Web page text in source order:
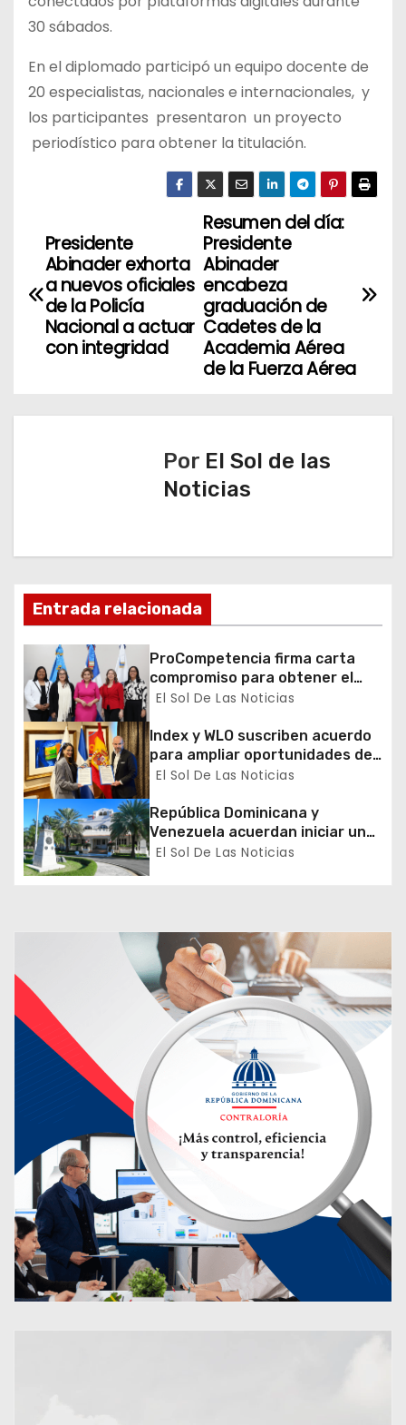
30 sábados.
En el diplomado participó un equipo docente de
20 especialistas, nacionales e internacionales, y
los participantes presentaron un proyecto
periodístico para obtener la titulación.
N
v
a
d
e
e
n
t
r
a
d
Resumen del día:
Presidente
Abinader
encabeza
graduación de
Cadetes de la
Academia Aérea
de la Fuerza Aérea
Presidente
Abinader exhorta
a nuevos oficiales
de la Policía
Nacional a actuar
con integridad
Por El Sol de las
Noticias
Entrada relacionada
ProCompetencia firma carta
compromiso para obtener el
Sello Igualando RD para el
El Sol De Las Noticias
Index y WLO suscriben acuerdo
para ampliar oportunidades de
formación de dominicanos en el
El Sol De Las Noticias
República Dominicana y
Venezuela acuerdan iniciar un
proceso de normalización
El Sol De Las Noticias